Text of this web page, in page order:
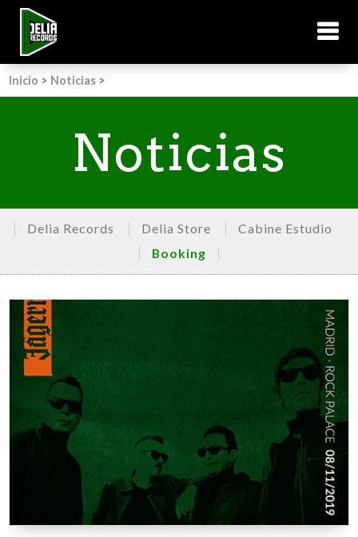
Inicio > Noticias >
Noticias
Delia Records Delia Store
Cabine Estudio
Booking